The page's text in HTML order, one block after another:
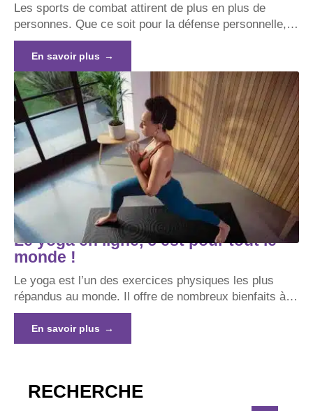
Les sports de combat attirent de plus en plus de
personnes. Que ce soit pour la défense personnelle,…
En savoir plus
Le yoga en ligne, c’est pour tout le
monde !
Le yoga est l’un des exercices physiques les plus
répandus au monde. Il offre de nombreux bienfaits à…
En savoir plus
RECHERCHE